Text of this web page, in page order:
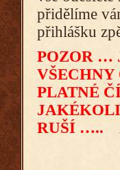
přidělíme
přihlášku
POZOR …
VŠECHNY
PLATNÉ
RUŠÍ …..